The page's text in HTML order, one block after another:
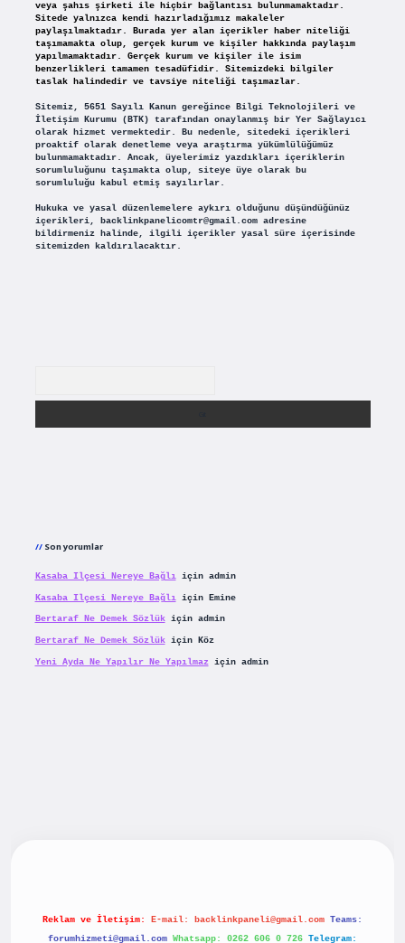
veya şahıs şirketi ile hiçbir bağlantısı bulunmamaktadır.
Sitede yalnızca kendi hazırladığımız makaleler
paylaşılmaktadır. Burada yer alan içerikler haber niteliği
taşımamakta olup, gerçek kurum ve kişiler hakkında paylaşım
yapılmamaktadır. Gerçek kurum ve kişiler ile isim
benzerlikleri tamamen tesadüfidir. Sitemizdeki bilgiler
taslak halindedir ve tavsiye niteliği taşımazlar.
Sitemiz, 5651 Sayılı Kanun gereğince Bilgi Teknolojileri ve
İletişim Kurumu (BTK) tarafından onaylanmış bir Yer Sağlayıcı
olarak hizmet vermektedir. Bu nedenle, sitedeki içerikleri
proaktif olarak denetleme veya araştırma yükümlülüğümüz
bulunmamaktadır. Ancak, üyelerimiz yazdıkları içeriklerin
sorumluluğunu taşımakta olup, siteye üye olarak bu
sorumluluğu kabul etmiş sayılırlar.
Hukuka ve yasal düzenlemelere aykırı olduğunu düşündüğünüz
içerikleri, backlinkpanelicomtr@gmail.comadresine
bildirmeniz halinde, ilgili içerikler yasal süre içerisinde
sitemizden kaldırılacaktır.
Son yorumlar
Kasaba Ilçesi Nereye Bağlıiçin admin
Kasaba Ilçesi Nereye Bağlıiçin Emine
Bertaraf Ne Demek Sözlükiçin admin
Bertaraf Ne Demek Sözlükiçin Köz
Yeni Ayda Ne Yapılır Ne Yapılmaziçin admin
Reklam ve İletişim: E-mail: backlinkpaneli@gmail.com Teams:
forumhizmeti@gmail.com Whatsapp: 0262 606 0 726 Telegram: